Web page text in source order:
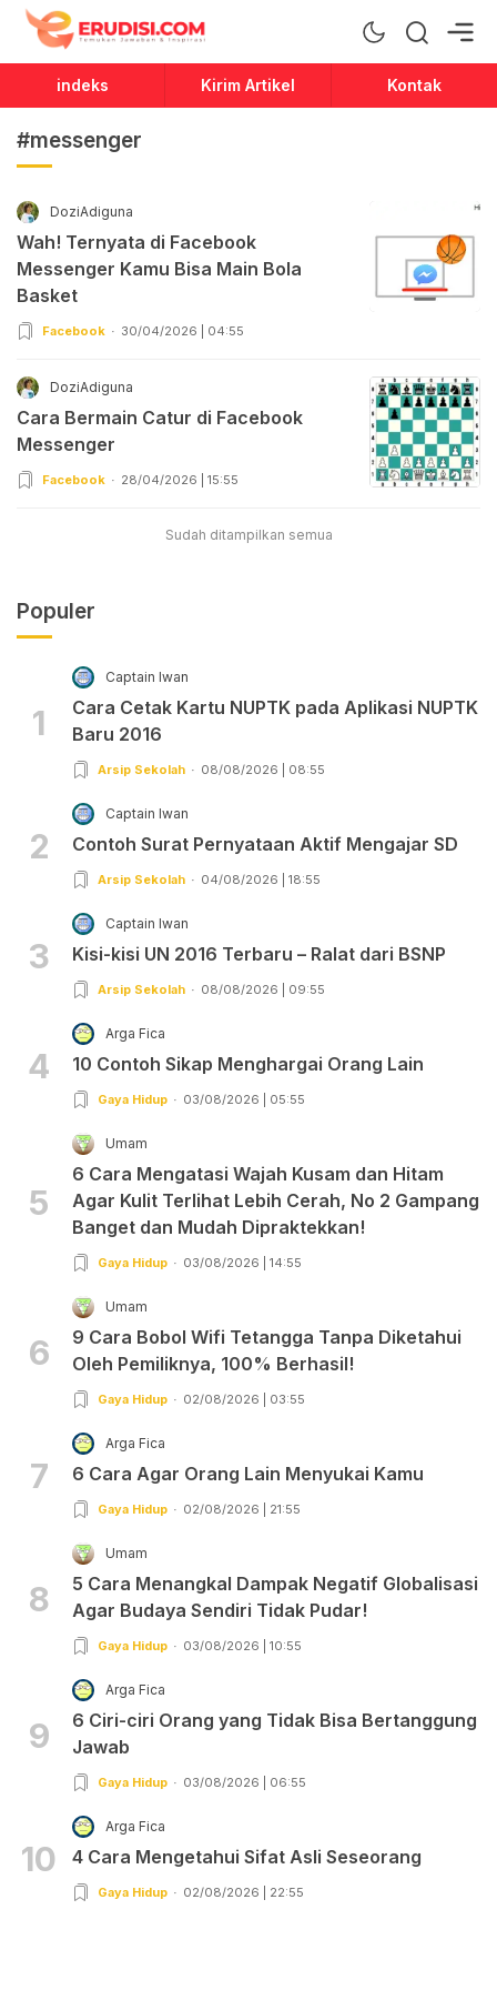
Erudisi
Temukan Jawaban dan Inspirasi
indeks Kirim Artikel Kontak
#messenger
DoziAdiguna
Wah! Ternyata di Facebook
Messenger Kamu Bisa Main Bola
Basket
Facebook 30/04/2026 | 04:55
DoziAdiguna
Cara Bermain Catur di Facebook
Messenger
Facebook 28/04/2026 | 15:55
Sudah ditampilkan semua
Populer
1
Captain Iwan
Cara Cetak Kartu NUPTK pada Aplikasi NUPTK
Baru 2016
Arsip Sekolah 08/08/2026 | 08:55
2
Captain Iwan
Contoh Surat Pernyataan Aktif Mengajar SD
Arsip Sekolah 04/08/2026 | 18:55
3
Captain Iwan
Kisi-kisi UN 2016 Terbaru – Ralat dari BSNP
Arsip Sekolah 08/08/2026 | 09:55
4
Arga Fica
10 Contoh Sikap Menghargai Orang Lain
Gaya Hidup 03/08/2026 | 05:55
5
Umam
6 Cara Mengatasi Wajah Kusam dan Hitam
Agar Kulit Terlihat Lebih Cerah, No 2 Gampang
Banget dan Mudah Dipraktekkan!
Gaya Hidup 03/08/2026 | 14:55
6
Umam
9 Cara Bobol Wifi Tetangga Tanpa Diketahui
Oleh Pemiliknya, 100% Berhasil!
Gaya Hidup 02/08/2026 | 03:55
7
Arga Fica
6 Cara Agar Orang Lain Menyukai Kamu
Gaya Hidup 02/08/2026 | 21:55
8
Umam
5 Cara Menangkal Dampak Negatif Globalisasi
Agar Budaya Sendiri Tidak Pudar!
Gaya Hidup 03/08/2026 | 10:55
9
Arga Fica
6 Ciri-ciri Orang yang Tidak Bisa Bertanggung
Jawab
Gaya Hidup 03/08/2026 | 06:55
10
Arga Fica
4 Cara Mengetahui Sifat Asli Seseorang
Gaya Hidup 02/08/2026 | 22:55